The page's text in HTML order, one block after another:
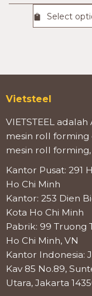
Select
Vietsteel
VIETSTEEL
mesin roll forming
mesin roll
Kantor Pusat: 291
Ho Chi Minh
Kantor: 253 Dien
Kota Ho Chi Minh
Pabrik: 99 Truong
Ho Chi Minh, VN
Kantor Indonesia:
Kav 85 No.89,
Utara, Jakarta